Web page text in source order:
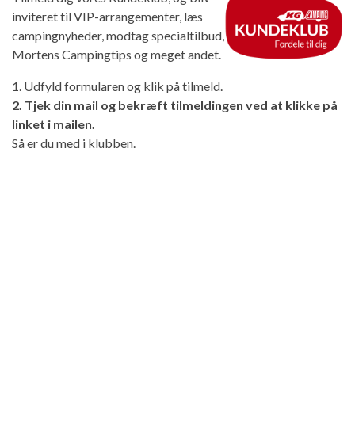
inviteret til VIP-arrangementer, læs
campingnyheder, modtag specialtilbud,
Mortens Campingtips og meget andet.
1. Udfyld formularen og klik på tilmeld.
2. Tjek din mail og bekræft tilmeldingen ved at klikke på
linket i mailen.
Så er du med i klubben.